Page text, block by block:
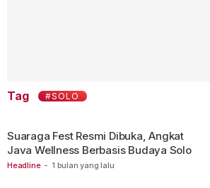
Tag #SOLO
Headline - 1 bulan yang lalu
Suaraga Fest Resmi Dibuka, Angkat
Java Wellness Berbasis Budaya Solo